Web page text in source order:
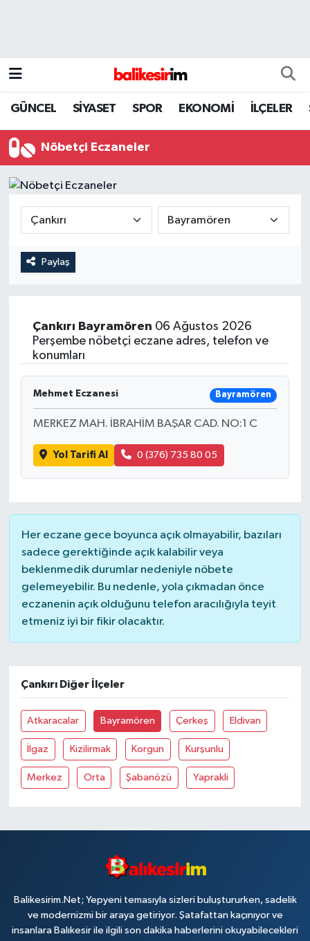
GÜNCEL SİYASET SPOR EKONOMİ İLÇELER
Nöbetçi Eczaneler
Paylaş
Çankırı Bayramören 06 Ağustos 2026
Perşembe nöbetçi eczane adres, telefon ve
konumları
Mehmet Eczanesi Bayramören
MERKEZ MAH. İBRAHİM BAŞAR CAD. NO:1 C
Yol Tarifi Al 0 (376) 735 80 05
Her eczane gece boyunca açık olmayabilir, bazıları
sadece gerektiğinde açık kalabilir veya
beklenmedik durumlar nedeniyle nöbete
gelemeyebilir. Bu nedenle, yola çıkmadan önce
eczanenin açık olduğunu telefon aracılığıyla teyit
etmeniz iyi bir fikir olacaktır.
Çankırı Diğer İlçeler
Atkaracalar Bayramören Çerkeş Eldivan
İlgaz Kizilirmak Korgun Kurşunlu
Merkez Orta Şabanözü Yaprakli
Balikesirim.Net; Yepyeni temasıyla sizleri buluştururken, sadelik
ve modernizmi bir araya getiriyor. Şatafattan kaçınıyor ve
insanlara Balıkesir ile ilgili son dakika haberlerini okuyabilecekleri